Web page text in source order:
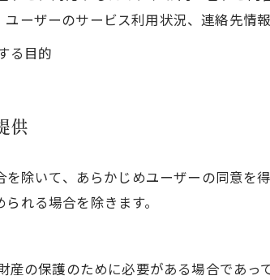
ーザーのサービス利用状況、連絡先情
る目的
供
を除いて、あらかじめユーザーの同意
れる場合を除きます。
産の保護のために必要がある場合であっ